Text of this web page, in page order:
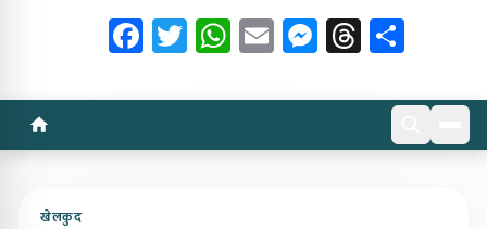
Facebook
Twitter
WhatsApp
EmailMessenger
Threads
खेलकुद